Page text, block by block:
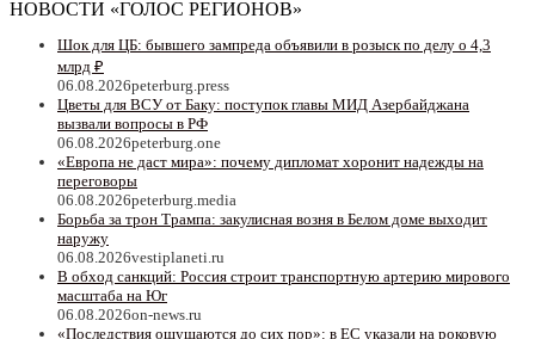
НОВОСТИ «ГОЛОС РЕГИОНОВ»
Шок для ЦБ: бывшего зампреда объявили в розыск по делу о 4,3
млрд ₽
06.08.2026peterburg.press
Цветы для ВСУ от Баку: поступок главы МИД Азербайджана
вызвали вопросы в РФ
06.08.2026peterburg.one
«Европа не даст мира»: почему дипломат хоронит надежды на
переговоры
06.08.2026peterburg.media
Борьба за трон Трампа: закулисная возня в Белом доме выходит
наружу
06.08.2026vestiplaneti.ru
В обход санкций: Россия строит транспортную артерию мирового
масштаба на Юг
06.08.2026on-news.ru
«Последствия ощущаются до сих пор»: в ЕС указали на роковую